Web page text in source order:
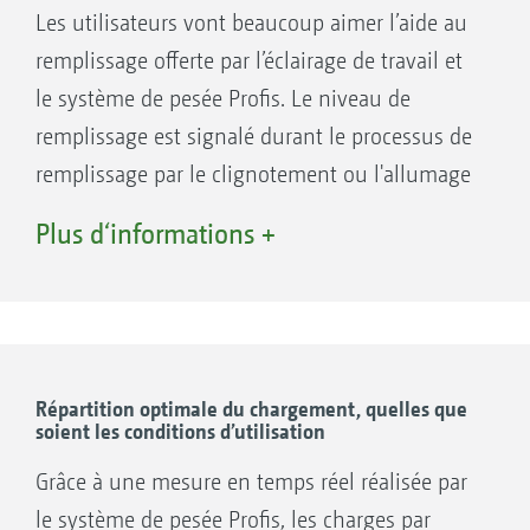
blocages
Saisie du poids avec indication du reliquat
et des surfaces restantes
Documentation des débits totaux
De plus, pour le ZG-TS : Contrôle de l'essieu
directeur en dévers et régulation de la force
d'observer de manière optimale le remplissage.
Vos avantages
Assistance de remplissage intelligente
Mesures de débit fiables, même sans
Absence de trajets à vide inutiles et de
Les utilisateurs vont beaucoup aimer l’aide au
remplissage offerte par l’éclairage de travail et
le système de pesée Profis. Le niveau de
remplissage est signalé durant le processus de
remplissage par le clignotement ou l'allumage
personne ou les multiples allers et retours en
Plus d‘informations +
Répartition optimale du chargement, quelles que
soient les conditions d’utilisation
Grâce à une mesure en temps réel réalisée par
le système de pesée Profis, les charges par